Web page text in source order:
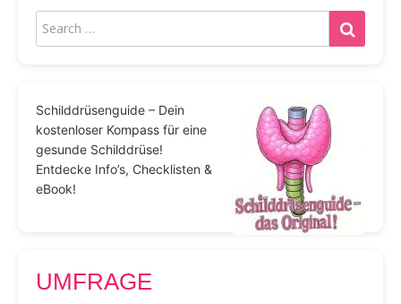
Schilddrüsenguide – Dein
kostenloser Kompass für eine
gesunde Schilddrüse!
Entdecke Info’s, Checklisten &
eBook!
UMFRAGE